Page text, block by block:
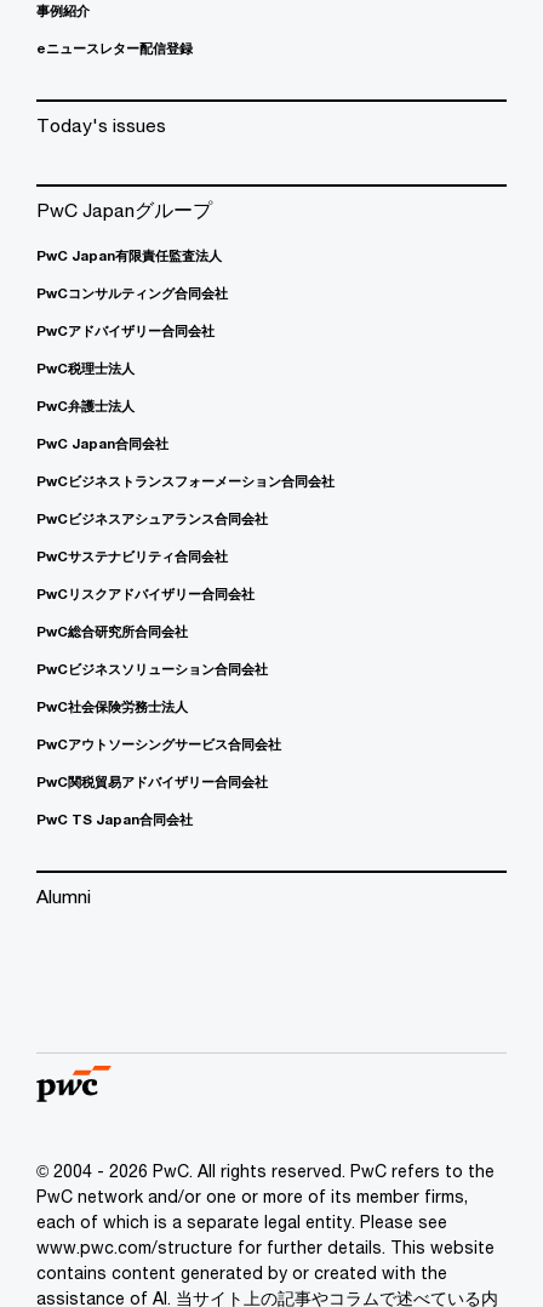
事例紹介
eニュースレター配信登録
Today's issues
PwC Japanグループ
PwC Japan有限責任監査法人
PwCコンサルティング合同会社
PwCアドバイザリー合同会社
PwC税理士法人
PwC弁護士法人
PwC Japan合同会社
PwCビジネストランスフォーメーション合同会社
PwCビジネスアシュアランス合同会社
PwCサステナビリティ合同会社
PwCリスクアドバイザリー合同会社
PwC総合研究所合同会社
PwCビジネスソリューション合同会社
PwC社会保険労務士法人
PwCアウトソーシングサービス合同会社
PwC関税貿易アドバイザリー合同会社
PwC TS Japan合同会社
Alumni
© 2004 - 2026 PwC. All rights reserved. PwC refers to the
PwC network and/or one or more of its member firms,
each of which is a separate legal entity. Please see
www.pwc.com/structure for further details. This website
contains content generated by or created with the
assistance of AI. 当サイト上の記事やコラムで述べている内